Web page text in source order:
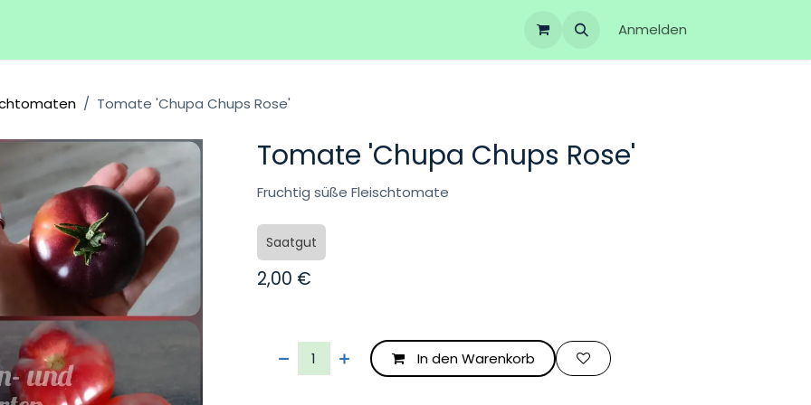
Anmelden
Tomate 'Chupa Chups Rose'
Tomate 'Chupa Chups Rose'
Fruchtig süße Fleischtomate
Saatgut
2,00 €
In den Warenkorb